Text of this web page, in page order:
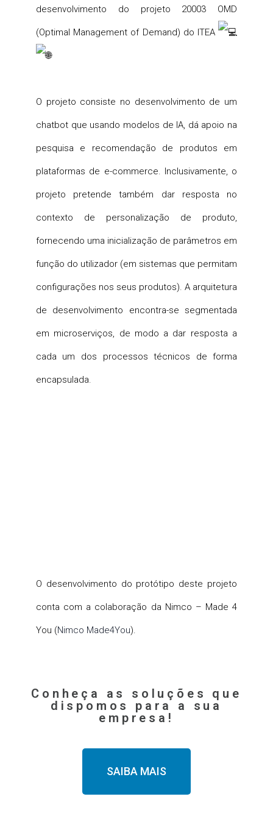
desenvolvimento do projeto 20003 OMD
(Optimal Management of Demand) do ITEA
O projeto consiste no desenvolvimento de um
chatbot que usando modelos de IA, dá apoio na
pesquisa e recomendação de produtos em
plataformas de e-commerce. Inclusivamente, o
projeto pretende também dar resposta no
contexto de personalização de produto,
fornecendo uma inicialização de parâmetros em
função do utilizador (em sistemas que permitam
configurações nos seus produtos). A arquitetura
de desenvolvimento encontra-se segmentada
em microserviços, de modo a dar resposta a
cada um dos processos técnicos de forma
encapsulada.
O desenvolvimento do protótipo deste projeto
conta com a colaboração da Nimco – Made 4
You (Nimco Made4You).
Conheça as soluções que
dispomos para a sua
empresa!
SAIBA MAIS